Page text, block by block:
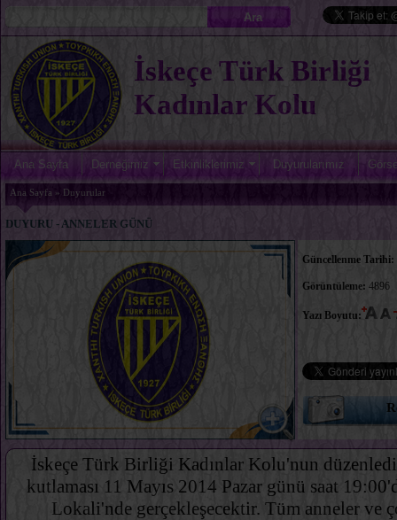
İskeçe Türk Birliği
Kadınlar Kolu
Ana Sayfa Derneğimiz Etkinliklerimiz Duyurularımız
Ana Sayfa » Duyurular
DUYURU - ANNELER GÜNÜ
Güncellenme Tarihi:
Görüntüleme: 4896
Yazı Boyutu:
İskeçe Türk Birliği Kadınlar Kolu'nun
kutlaması 11 Mayıs 2014 Pazar günü saat
Lokali'nde gerçekleşecektir. Tüm anneler ve